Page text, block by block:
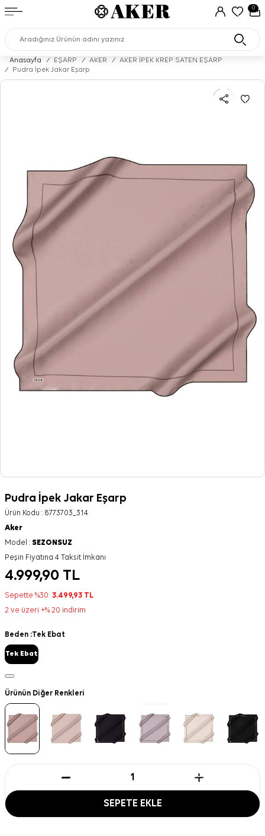
0
Anasayfa / EŞARP / AKER /
AKER İPEK KREP SATEN EŞARP
/
Pudra İpek Jakar Eşarp
Pudra İpek Jakar Eşarp
Ürün Kodu : 8773703_314
Aker
Model : SEZONSUZ
Peşin Fiyatına 4 Taksit İmkanı
4.999,90 TL
Sepette %30 3.499,93 TL
2 ve üzeri +% 20 indirim
Beden :Tek Ebat
Tek Ebat
Ürünün Diğer Renkleri
SEPETE EKLE